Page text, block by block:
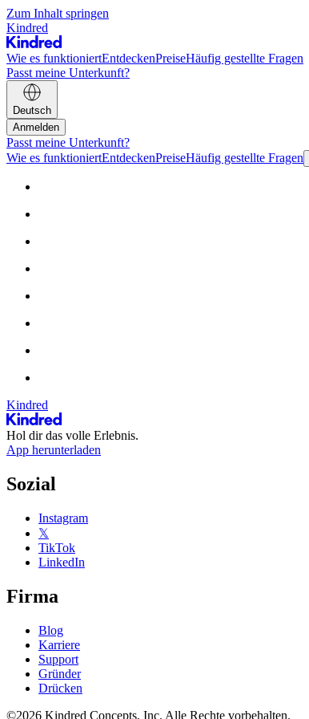
Zum Inhalt springen
Kindred
Wie es funktioniertEntdeckenPreiseHäufig gestellte Fragen
Passt meine Unterkunft?
Deutsch
Anmelden
Passt meine Unterkunft?
Wie es funktioniertEntdeckenPreiseHäufig gestellte Fragen
Kindred
Hol dir das volle Erlebnis.
App herunterladen
Sozial
Instagram
𝕏
TikTok
LinkedIn
Firma
Blog
Karriere
Support
Gründer
Drücken
©2026 Kindred Concepts, Inc. Alle Rechte vorbehalten.